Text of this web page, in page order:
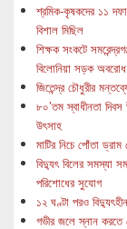
শ্রমিক-কৃষকদের ১১
বিশাল মিছিল
শিক্ষক সংকটে
বিলোনিয়া সড়ক অবরোধ
জিতেন্দ্র চৌধুরীর
৮০’তম স্বাধীনতা
উৎসাহ
মাটির নিচে পোঁতা
বিদ্যুৎ বিলের সমস্যা
পরিশোধের সুযোগ
১২ ঘণ্টা পরও
গভীর জলে স্নান করতে